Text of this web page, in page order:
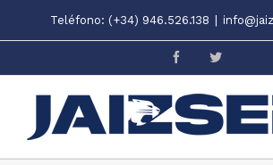
Teléfono: (+34) 946.526.138
FacebookTwitter